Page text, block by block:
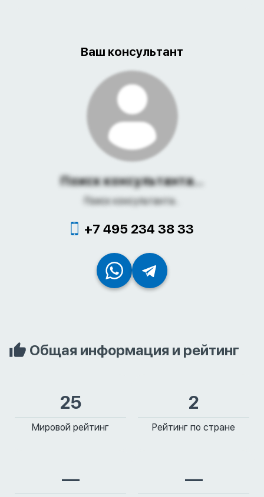
Ваш консультант
Поиск консультанта...
Поиск консультанта...
+7 495 234 38 33
Общая информация и рейтинг
25
Мировой рейтинг
2
Рейтинг по стране
— —